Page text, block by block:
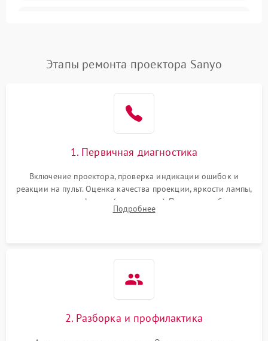
Нестабильная яркость или
контраст
4000 ₽ Подробнее →
Неравномерная подсветка
автоматическая коррекция
трапеции (Keystone)
Проблемы с
масштабированием
Подробнее →
Этапы ремонта проектора Sanyo
1. Первичная диагностика
Включение проектора, проверка индикации ошибок и
реакции на пульт. Оценка качества проекции, яркости лампы,
наличия артефактов (точки, пятна). Проверка работы
системы охлаждения по уровню шума вентиляторов.
Подробнее
2. Разборка и профилактика